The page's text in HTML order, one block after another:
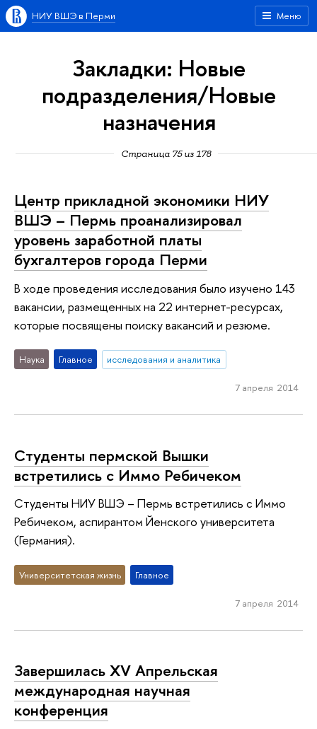
Меню
НИУ ВШЭ в Перми
Закладки: Новые
подразделения/Новые
назначения
Страница 75 из 178
Центр прикладной экономики НИУ
ВШЭ – Пермь проанализировал
уровень заработной платы
бухгалтеров города Перми
В ходе проведения исследования было изучено 143
вакансии, размещенных на 22 интернет-ресурсах,
которые посвящены поиску вакансий и резюме.
Наука Главное исследования и аналитика
7 апреля 2014
Cтуденты пермской Вышки
встретились с Иммо Ребичеком
Cтуденты НИУ ВШЭ – Пермь встретились с Иммо
Ребичеком, аспирантом Йенского университета
(Германия).
Университетская жизнь Главное
7 апреля 2014
Завершилась XV Апрельская
международная научная
конференция